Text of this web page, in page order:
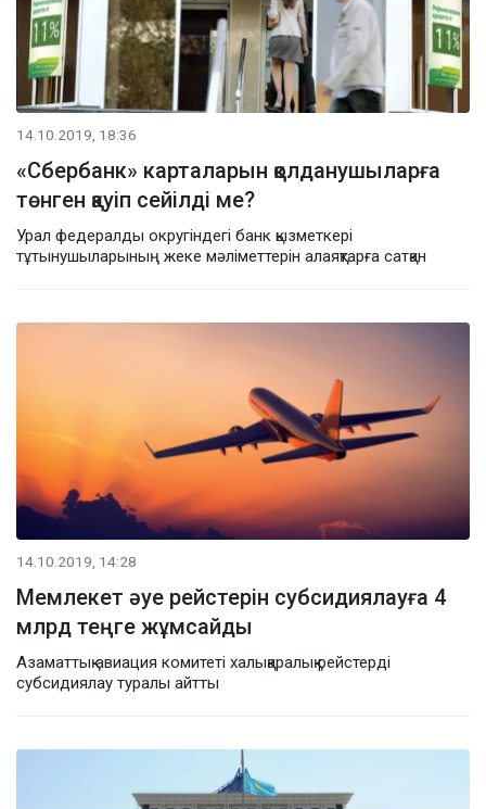
14.10.2019, 18:36
«Сбербанк» карталарын қолданушыларға
төнген қауіп сейілді ме?
Урал федералды округіндегі банк қызметкері
тұтынушыларының жеке мәліметтерін алаяқтарға сатқан
14.10.2019, 14:28
Мемлекет әуе рейстерін субсидиялауға 4
млрд теңге жұмсайды
Азаматтық авиация комитеті халықаралық рейстерді
субсидиялау туралы айтты